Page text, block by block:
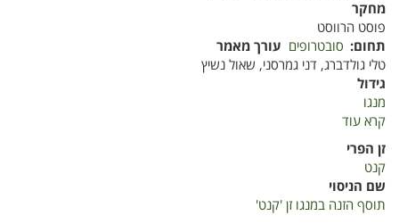
מחקר
פוסט הרווסט
תחום סובטרופים עורך מאמר
טלי גולדברג, דני גמרסני, שאול נשיץ
גידול
מנגו
קרא עוד
זן
'קנט'
זן הפרי
קנט
שם הניסוי
תוסף הזנה במנגו זן 'קנט'